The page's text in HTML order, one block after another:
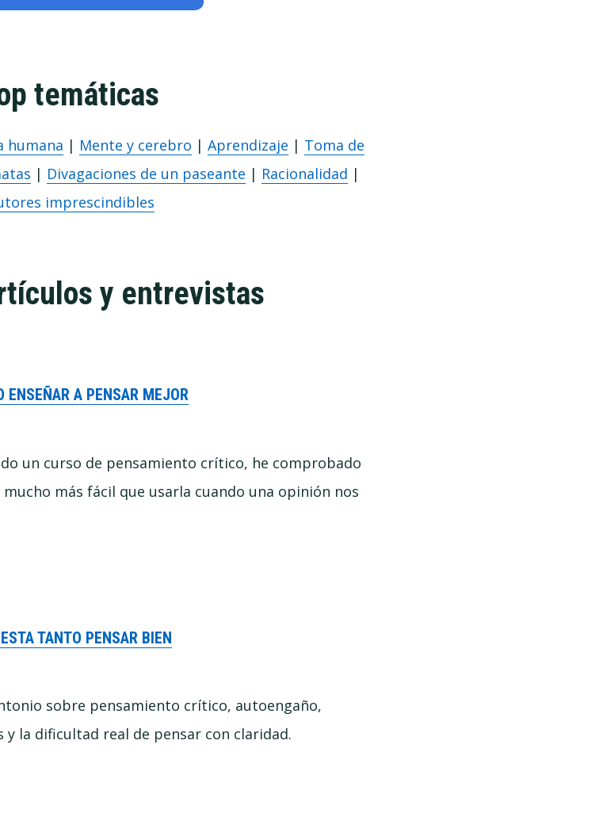
temáticas
humana | Mente y cerebro | Aprendizaje | Toma de
| Divagaciones de un paseante | Racionalidad |
imprescindibles
y entrevistas
ENSEÑAR A PENSAR MEJOR
un curso de pensamiento crítico, he comprobado
más fácil que usarla cuando una opinión nos
TANTO PENSAR BIEN
sobre pensamiento crítico, autoengaño,
la dificultad real de pensar con claridad.